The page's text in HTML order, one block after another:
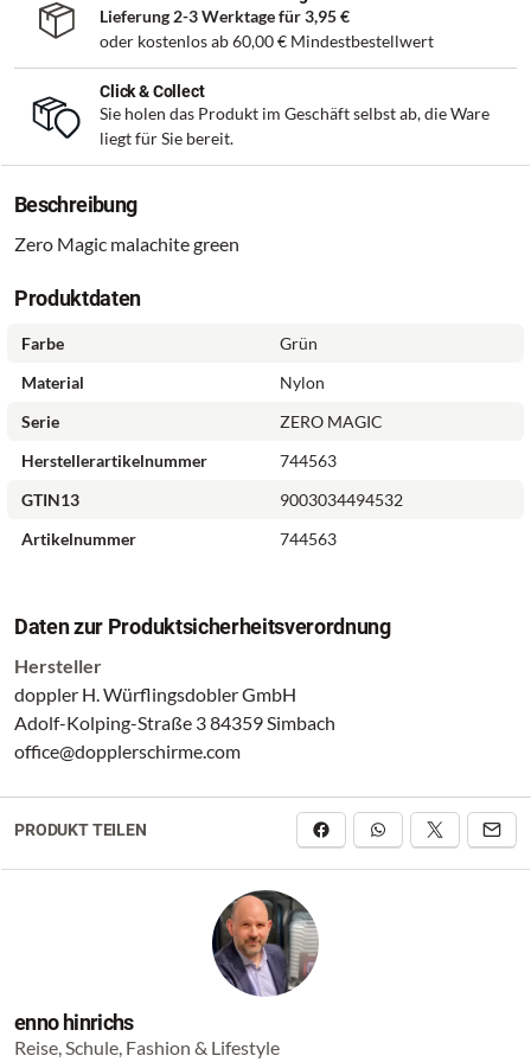
Lieferung 2-3 Werktage für3,95 €
oder kostenlos ab60,00 € Mindestbestellwert
Click & Collect
Sie holen das Produkt im Geschäft selbst ab, die Ware
liegt für Sie bereit.
Beschreibung
Zero Magic malachite green
Produktdaten
Farbe
Grün
Material
Nylon
Serie
ZERO MAGIC
Herstellerartikelnummer
744563
GTIN13
9003034494532
Artikelnummer
744563
Daten zur Produktsicherheitsverordnung
Hersteller
doppler H. Würflingsdobler GmbH
Adolf-Kolping-Straße 3 84359 Simbach
office@dopplerschirme.com
PRODUKT TEILEN
enno hinrichs
Reise, Schule, Fashion & Lifestyle